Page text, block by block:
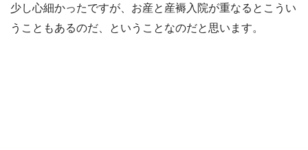
少し心細かったですが、お産と産褥入院が重なるとこうい
うこともあるのだ、ということなのだと思います。